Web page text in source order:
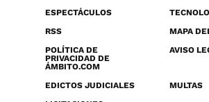
ESPECTÁCULOS
RSS
MAPA
POLÍTICA DE
PRIVACIDAD DE
ÁMBITO.COM
AVISO
EDICTOS JUDICIALES
MULTAS